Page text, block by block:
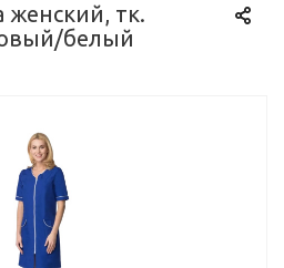
женский, тк.
белый